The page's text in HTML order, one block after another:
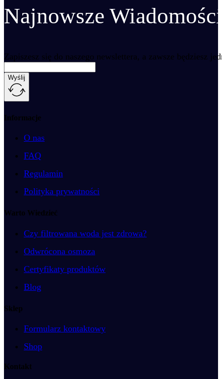
Najnowsze
Zapiszesz się do naszego newslettera, a zawsze będziesz
Wyślij
Informacje
O nas
FAQ
Regulamin
Polityka prywatności
Warto Wiedzieć
Czy filtrowana woda jest zdrowa?
Odwrócona osmoza
Certyfikaty produktów
Blog
Sklep
Formularz kontaktowy
Shop
Kontakt